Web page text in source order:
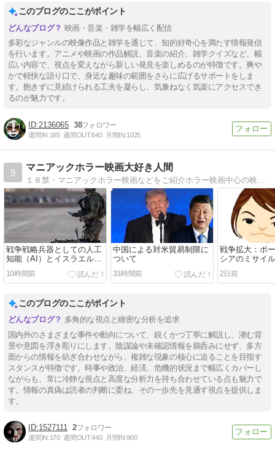
このブログのここがポイント
映画・音楽・雑学を幅広く配信
多彩なジャンルの映像作品と雑学を通じて、知的好奇心を満たす情報発信
を行います。アニメや映画の作品解説、音楽の紹介、雑学クイズなど、幅
広い内容で、視点を変えながら新しい発見を楽しめるのが特徴です。爽や
かで軽快な語り口で、身近な趣味の範囲をさらに広げるサポートをしま
す。飽きずに見続けられる工夫を凝らし、気兼ねなく気楽にアクセスでき
るのが魅力です。
2136065 38
週間IN:185 週間OUT:640 月間IN:1025
9
マニアックホラー映画大好き人間
戦争戦略兵器としての人工
知能（AI）とイスラエルの
10時間前
中国による対米貿易制限に
ついて
33時間前
戦争拡大：ポ
シアのミサイ
2日前
このブログのここがポイント
多角的な視点と緻密な分析を追求
国内外のさまざまな事件や動向について、鋭くかつ丁寧に解説し、潜む背
景や意図を浮き彫りにします。陰謀論や未確認情報を鵜呑みにせず、多方
面からの情報を紡ぎ合わせながら、複雑な現象の核心に迫ることを目指す
スタンスが特徴です。時事や政治、経済、危機的状況まで幅広くカバーし
ながらも、常に冷静な視点と高度な分析力を持ち合わせている点も魅力で
す。情報の真偽は読者の判断に委ね、その一歩先を見通す視点を提供しま
す。
1527111 2
週間IN:170 週間OUT:440 月間IN:900